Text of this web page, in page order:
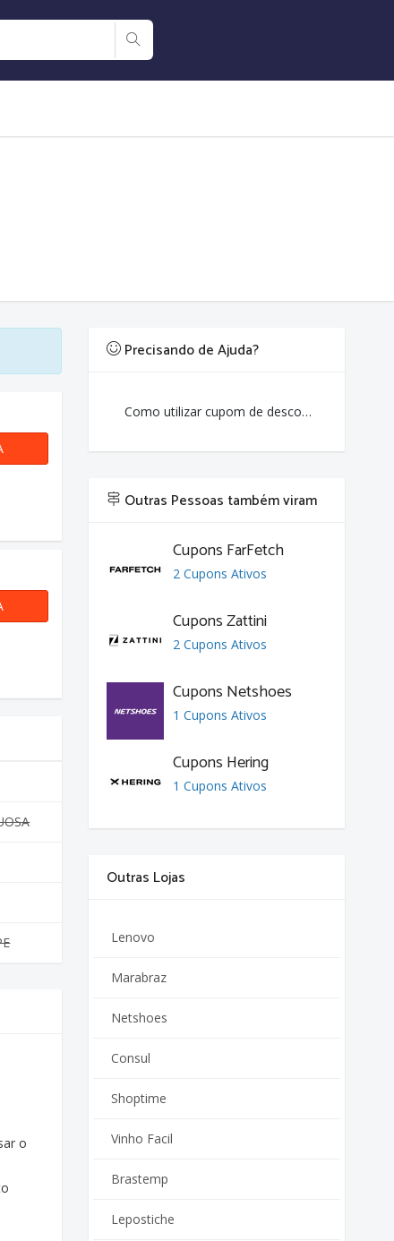
o
Precisando de Ajuda?
Como utilizar cupom de desconto da Agape Moda?
Outras Pessoas também viram
Cupons FarFetch
2 Cupons Ativos
Cupons Zattini
2 Cupons Ativos
Cupons Netshoes
1 Cupons Ativos
Cupons Hering
1 Cupons Ativos
Outras Lojas
Lenovo
Marabraz
Netshoes
Consul
Shoptime
Vinho Facil
Brastemp
Lepostiche